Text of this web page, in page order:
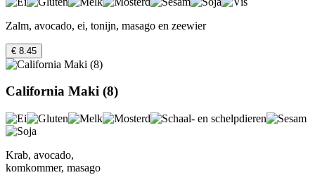
Zalm, avocado, ei, tonijn, masago en zeewier
€ 8.45
California Maki (8)
Krab, avocado,
komkommer, masago